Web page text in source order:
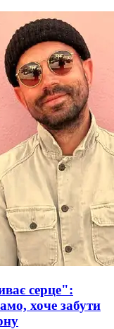
серце":
хоче забути